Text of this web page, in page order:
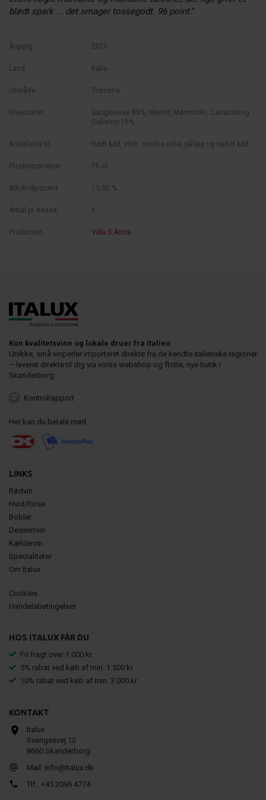
blødt spark ... det smager tossegodt. 96 point."
Årgang 2016
Land Italia
Område Toscana
Druesorter
Sangiovese 85%, Merlot, Mammolo, Canaiolo og
Colorino 15%.
Anbefales til Rødt kød, vildt, modne oste, pålæg og saltet kød
Flaskestørrelse 75 cl
Alkoholprocent 13,50 %
Antal pr. kasse 6
Producent Villa S.Anna
Kun kvalitetsvine og lokale druer fra Italien
Unikke, små vinperler importeret direkte fra de kendte italienske regioner
– leveret direkte til dig via vores webshop og flotte, nye butik i
Skanderborg.
Kontrolrapport
Her kan du betale med
LINKS
Rødvin
Hvid/Rose
Bobler
Dessertvin
Kældervin
Specialiteter
Om Italux
Cookies
Handelsbetingelser
HOS ITALUX FÅR DU
Fri fragt over 1.000 kr.
5% rabat ved køb af min. 1.500 kr.
10% rabat ved køb af min. 3.000 kr.
KONTAKT
Italux
Sverigesvej 12
8660 Skanderborg
Mail: info@italux.dk
Tlf.: +45 2096 4774